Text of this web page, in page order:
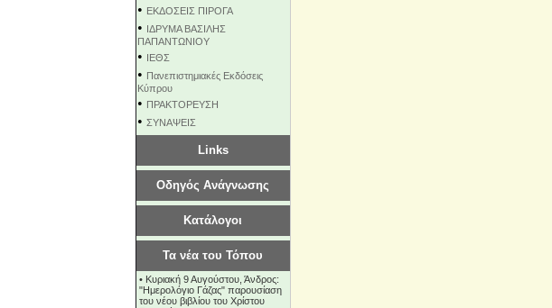
• ΕΚΔΟΣΕΙΣ ΠΙΡΟΓΑ
• ΙΔΡΥΜΑ ΒΑΣΙΛΗΣ
ΠΑΠΑΝΤΩΝΙΟΥ
• ΙΕΘΣ
• Πανεπιστημιακές Εκδόσεις
Κύπρου
• ΠΡΑΚΤΟΡΕΥΣΗ
• ΣΥΝΑΨΕΙΣ
Links
Οδηγός Ανάγνωσης
Κατάλογοι
Τα νέα του Τόπου
• Κυριακή 9 Αυγούστου, Άνδρος:
"Ημερολόγιο Γάζας" παρουσίαση
του νέου βιβλίου του Χρίστου